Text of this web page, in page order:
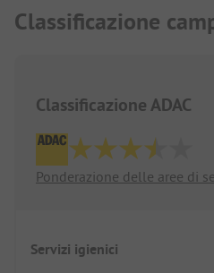
Classificazione
Classificazione ADAC
Ponderazione delle aree di
Servizi igienici